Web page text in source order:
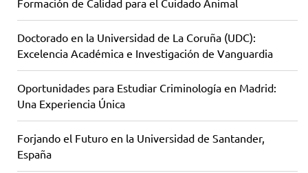
Formación de Calidad para el Cuidado Animal
Doctorado en la Universidad de La Coruña (UDC):
Excelencia Académica e Investigación de Vanguardia
Oportunidades para Estudiar Criminología en Madrid:
Una Experiencia Única
Forjando el Futuro en la Universidad de Santander,
España